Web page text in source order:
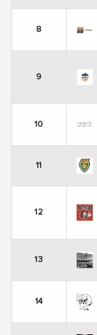
8
9
10
11
12
13
14